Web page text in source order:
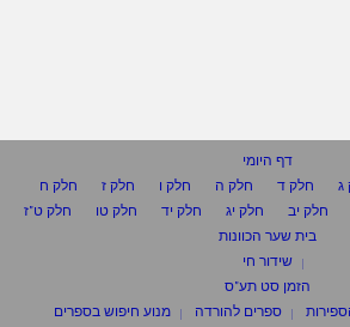
דף היומי
ג חלק ד חלק ה חלק ו חלק ז
חלק ח
חלק יב חלק יג חלק יד חלק טו
חלק ט"ז
בית שער הכוונות
שידור חי
הזמן סט תע"ס
ספרים להורדה
מנוע חיפוש בספרים